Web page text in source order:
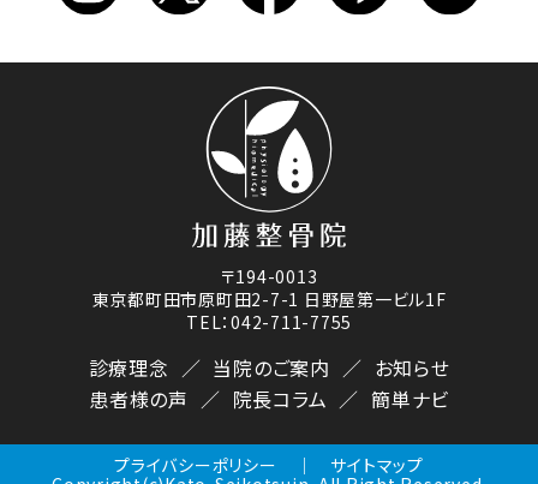
〒194-0013
東京都町田市原町田2-7-1 日野屋第一ビル1F
TEL：042-711-7755
診療理念 当院のご案内
お知らせ
患者様の声
院長コラム 簡単ナビ
プライバシーポリシー
サイトマップ